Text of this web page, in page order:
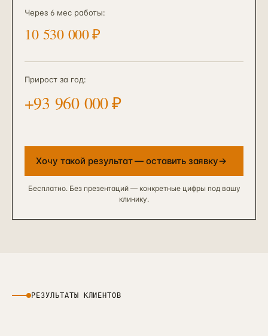
Через 6 мес работы:
10 530 000₽
Прирост за год:
+93 960 000₽
Хочу такой результат — оставить заявку→
Бесплатно. Без презентаций — конкретные цифры под вашу
клинику.
РЕЗУЛЬТАТЫ КЛИЕНТОВ